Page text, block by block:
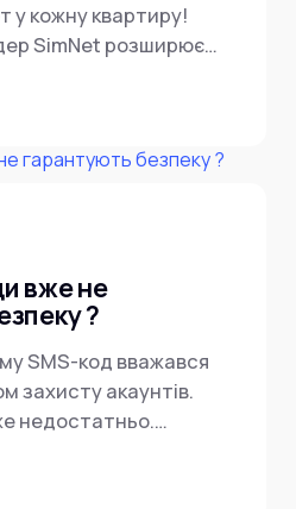
у кожну квартиру!
SimNet розширює
вже не
?
SMS-код вважався
захисту акаунтів.
недостатньо.
коди,